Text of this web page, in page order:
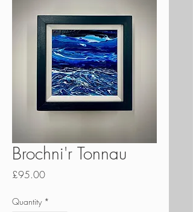
Brochni'r Tonnau
£95.00Price
Quantity *